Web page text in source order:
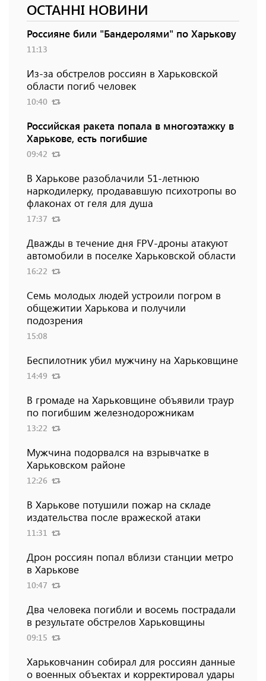
ОСТАННІ НОВИНИ
Россияне били "Бандеролями" по Харькову
11:13
Из-за обстрелов россиян в Харьковской
области погиб человек
10:40
Российская ракета попала в многоэтажку в
Харькове, есть погибшие
09:42
В Харькове разоблачили 51-летнюю
наркодилерку, продававшую психотропы во
флаконах от геля для душа
17:37
Дважды в течение дня FPV-дроны атакуют
автомобили в поселке Харьковской области
16:22
Семь молодых людей устроили погром в
общежитии Харькова и получили
подозрения
15:08
Беспилотник убил мужчину на Харьковщине
14:49
В громаде на Харьковщине объявили траур
по погибшим железнодорожникам
13:22
Мужчина подорвался на взрывчатке в
Харьковском районе
12:26
В Харькове потушили пожар на складе
издательства после вражеской атаки
11:31
Дрон россиян попал вблизи станции метро
в Харькове
10:47
Два человека погибли и восемь пострадали
в результате обстрелов Харьковщины
09:15
Харьковчанин собирал для россиян данные
о военных объектах и ​​корректировал удары